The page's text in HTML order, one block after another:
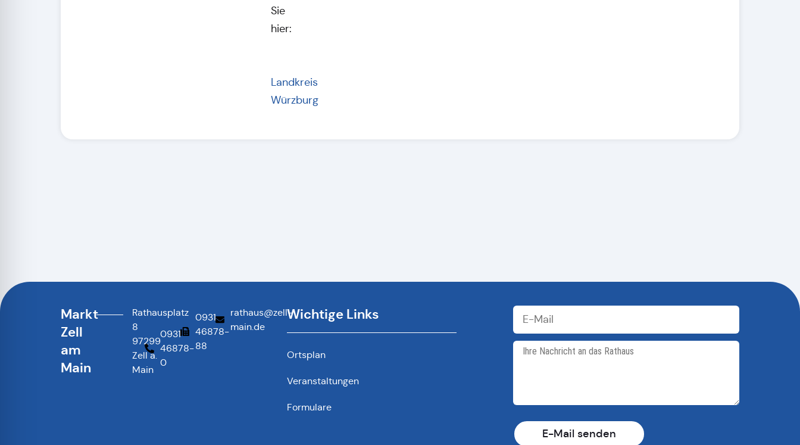
Sie
hier:
Landkreis
Würzburg
Markt
Zell
am
Main
Rathausplatz
8
97299
Zell a.
Main
0931
46878-
0
0931
46878-
88
rathaus@zell-
main.de
Wichtige Links
Ortsplan
Veranstaltungen
Formulare
E-Mail senden